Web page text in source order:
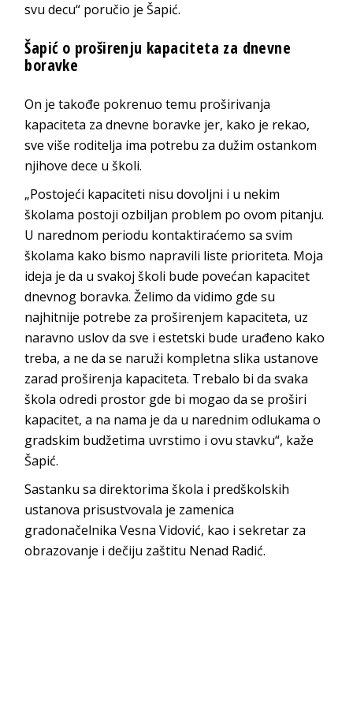
svu decu“ poručio je Šapić.
Šapić o proširenju kapaciteta za dnevne
boravke
On je takođe pokrenuo temu proširivanja
kapaciteta za dnevne boravke jer, kako je rekao,
sve više roditelja ima potrebu za dužim ostankom
njihove dece u školi.
„Postojeći kapaciteti nisu dovoljni i u nekim
školama postoji ozbiljan problem po ovom pitanju.
U narednom periodu kontaktiraćemo sa svim
školama kako bismo napravili liste prioriteta. Moja
ideja je da u svakoj školi bude povećan kapacitet
dnevnog boravka. Želimo da vidimo gde su
najhitnije potrebe za proširenjem kapaciteta, uz
naravno uslov da sve i estetski bude urađeno kako
treba, a ne da se naruži kompletna slika ustanove
zarad proširenja kapaciteta. Trebalo bi da svaka
škola odredi prostor gde bi mogao da se proširi
kapacitet, a na nama je da u narednim odlukama o
gradskim budžetima uvrstimo i ovu stavku“, kaže
Šapić.
Sastanku sa direktorima škola i predškolskih
ustanova prisustvovala je zamenica
gradonačelnika Vesna Vidović, kao i sekretar za
obrazovanje i dečiju zaštitu Nenad Radić.